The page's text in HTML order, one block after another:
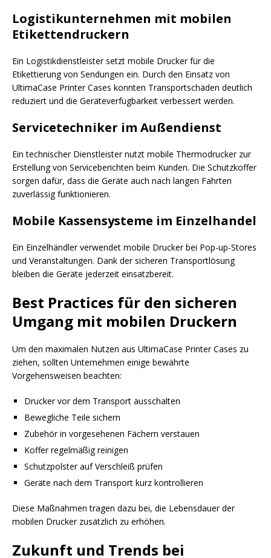
Logistikunternehmen mit mobilen
Etikettendruckern
Ein Logistikdienstleister setzt mobile Drucker für die
Etikettierung von Sendungen ein. Durch den Einsatz von
UltimaCase Printer Cases konnten Transportschäden deutlich
reduziert und die Geräteverfügbarkeit verbessert werden.
Servicetechniker im Außendienst
Ein technischer Dienstleister nutzt mobile Thermodrucker zur
Erstellung von Serviceberichten beim Kunden. Die Schutzkoffer
sorgen dafür, dass die Geräte auch nach langen Fahrten
zuverlässig funktionieren.
Mobile Kassensysteme im Einzelhandel
Ein Einzelhändler verwendet mobile Drucker bei Pop-up-Stores
und Veranstaltungen. Dank der sicheren Transportlösung
bleiben die Geräte jederzeit einsatzbereit.
Best Practices für den sicheren
Umgang mit mobilen Druckern
Um den maximalen Nutzen aus UltimaCase Printer Cases zu
ziehen, sollten Unternehmen einige bewährte
Vorgehensweisen beachten:
Drucker vor dem Transport ausschalten
Bewegliche Teile sichern
Zubehör in vorgesehenen Fächern verstauen
Koffer regelmäßig reinigen
Schutzpolster auf Verschleiß prüfen
Geräte nach dem Transport kurz kontrollieren
Diese Maßnahmen tragen dazu bei, die Lebensdauer der
mobilen Drucker zusätzlich zu erhöhen.
Zukunft und Trends bei